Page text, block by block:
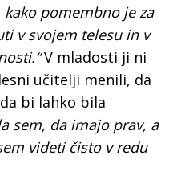
pomembno je za
v svojem telesu in v
V mladosti ji ni
učitelji menili, da
bi lahko bila
sem, da imajo prav, a
videti čisto v redu